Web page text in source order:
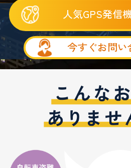
人気GPS発信
今すぐお問い